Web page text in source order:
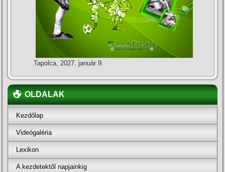
Tapolca, 2027. január 9.
OLDALAK
Kezdőlap
Videógaléria
Lexikon
A kezdetektől napjainkig